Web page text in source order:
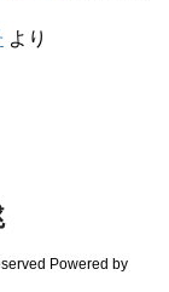
より
Powered by